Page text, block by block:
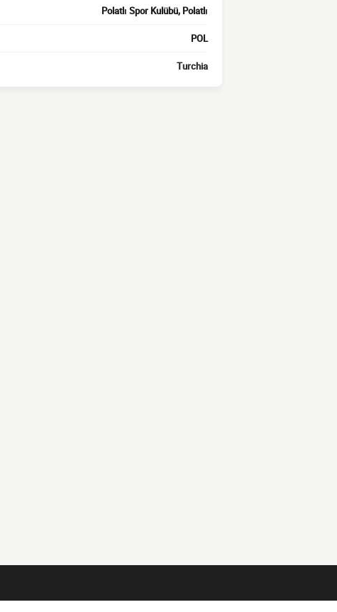
Polatlı Spor Kulübü, Polatlı
POL
Turchia